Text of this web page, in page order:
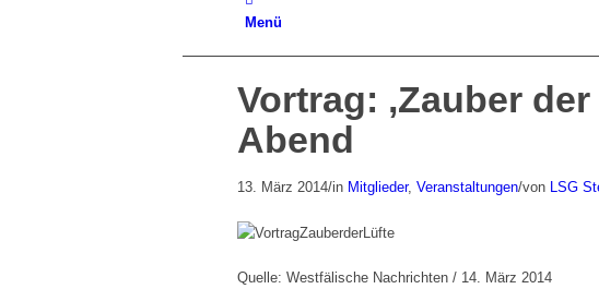
Menü
Vortrag: ‚Zauber
Abend
13. März 2014/in Mitglieder, Veranstaltungen/von LSG
Quelle: Westfälische Nachrichten / 14. März 2014